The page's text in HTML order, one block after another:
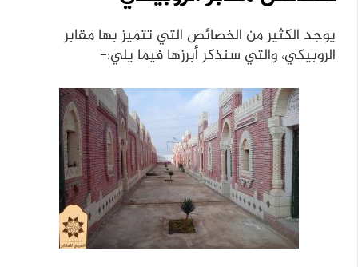
يوجد الكثير من الخصائص التي تتميز بها مقابر
الروبيكي، والتي سنذكر أبرزها فيما يلي:-